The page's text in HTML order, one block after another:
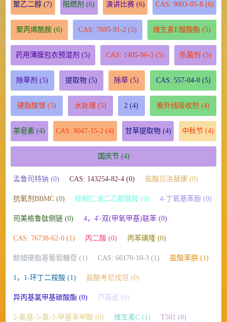
聚乙二醇 (7) 阻燃剂 (6) 演讲比赛(6) CAS: 9003-05-8(6)
聚丙烯酰胺(6) CAS: 7695-91-2 (5) 维生素E醋酸酯 (5)
药用薄膜包衣预混剂 (5) CAS: 1405-86-3(5) 杀菌剂 (5)
除草剂 (5) 提取物(5) 除草 (5) CAS: 557-04-0(5)
硬脂酸镁(5) 水处理 (5) 2 (4) 紫外线吸收剂 (4)
茶皂素 (4) CAS: 8047-15-2 (4) 甘草提取物(4) 中秋节(4)
国庆节(4)
孟鲁司特钠 (0) CAS: 143254-82-4 (0) 盐酸贝洛替康 (0)
抗氧剂BBMC (0) 棕榈仁油二乙醇酰胺 (0) 4-丁氧基苯酚 (0)
司美格鲁肽侧链 (0) 4，4′-双(甲氧甲基)联苯 (0)
CAS: 76738-62-0 (1) 丙二酸 (0) 丙苯磺隆 (0)
鲸蜡硬脂基葡萄糖苷 (1) CAS: 66170-10-3 (1) 盐酸苯肼 (1)
1，1-环丁二羧酸 (1) 盐酸考尼伐坦 (0)
异丙基氯甲基碳酸酯 (0) 芦荟甙 (0)
2-氨基-5-氯-3-甲基苯甲酸 (0) 维生素C (1) T501 (0)